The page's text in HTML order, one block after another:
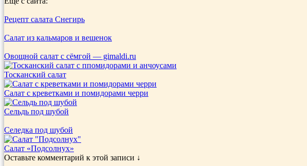
Рецепт салата Снегирь
Салат из кальмаров и вешенок
Овощной салат с сёмгой — gimaldi.ru
Тосканский салат
Салат с креветками и помидорами черри
Сельдь под шубой
Селедка под шубой
Салат «Подсолнух»
Оставьте комментарий к этой записи ↓